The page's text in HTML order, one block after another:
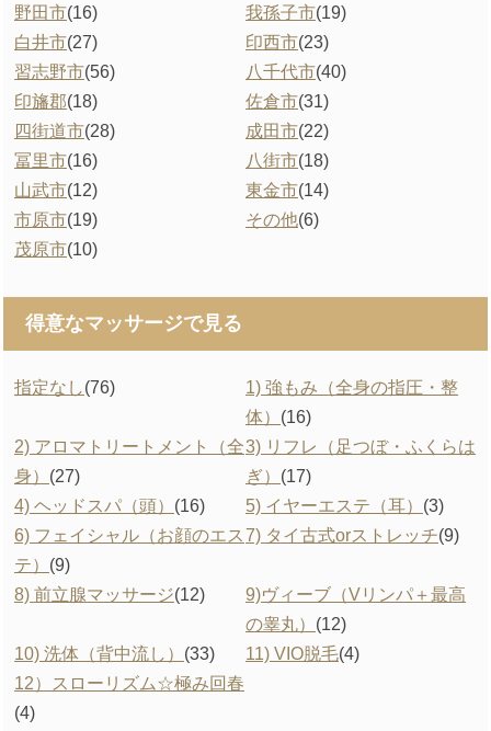
野田市(16) 我孫子市(19)
白井市(27) 印西市(23)
習志野市(56) 八千代市(40)
印旛郡(18) 佐倉市(31)
四街道市(28) 成田市(22)
冨里市(16) 八街市(18)
山武市(12) 東金市(14)
市原市(19) その他(6)
茂原市(10)
得意なマッサージで見る
指定なし(76)
1) 強もみ（全身の指圧・整
体） (16)
2) アロマトリートメント（全
身） (27)
3) リフレ（足つぼ・ふくらは
ぎ） (17)
4) ヘッドスパ（頭） (16) 5) イヤーエステ（耳） (3)
6) フェイシャル（お顔のエス
テ） (9)
7) タイ古式orストレッチ(9)
8) 前立腺マッサージ(12)
9)ヴィーブ（Vリンパ＋最高
の睾丸） (12)
10) 洗体（背中流し） (33) 11) VIO脱毛(4)
12）スローリズム☆極み回春
(4)